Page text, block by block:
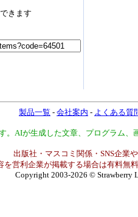
きます
製品一覧 - 会社案内 - よくある質
。AIが生成した文章、プログラム
出版社・マスコミ関係・SNS企業
を営利企業が掲載する場合は有料無
Copyright 2003-2026 © Strawberry